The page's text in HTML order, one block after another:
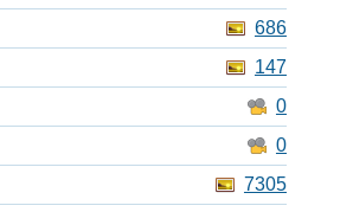
686
147
0
0
7305